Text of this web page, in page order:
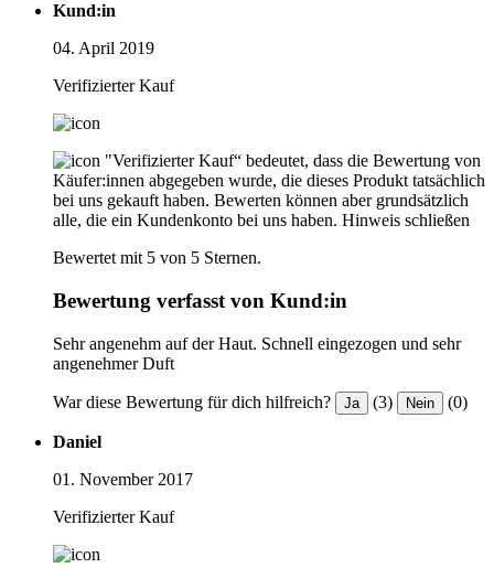
Kund:in
04. April 2019
Verifizierter Kauf
"Verifizierter Kauf“ bedeutet, dass die Bewertung von
Käufer:innen abgegeben wurde, die dieses Produkt tatsächlich
bei uns gekauft haben. Bewerten können aber grundsätzlich
alle, die ein Kundenkonto bei uns haben. Hinweis schließen
Bewertet mit 5 von 5 Sternen.
Bewertung verfasst von Kund:in
Sehr angenehm auf der Haut. Schnell eingezogen und sehr
angenehmer Duft
War diese Bewertung für dich hilfreich? Ja (3) Nein (0)
Daniel
01. November 2017
Verifizierter Kauf